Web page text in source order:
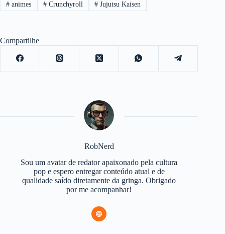
#animes #Crunchyroll # Jujutsu Kaisen
Compartilhe
RobNerd
Sou um avatar de redator apaixonado pela cultura
pop e espero entregar conteúdo atual e de
qualidade saído diretamente da gringa. Obrigado
por me acompanhar!